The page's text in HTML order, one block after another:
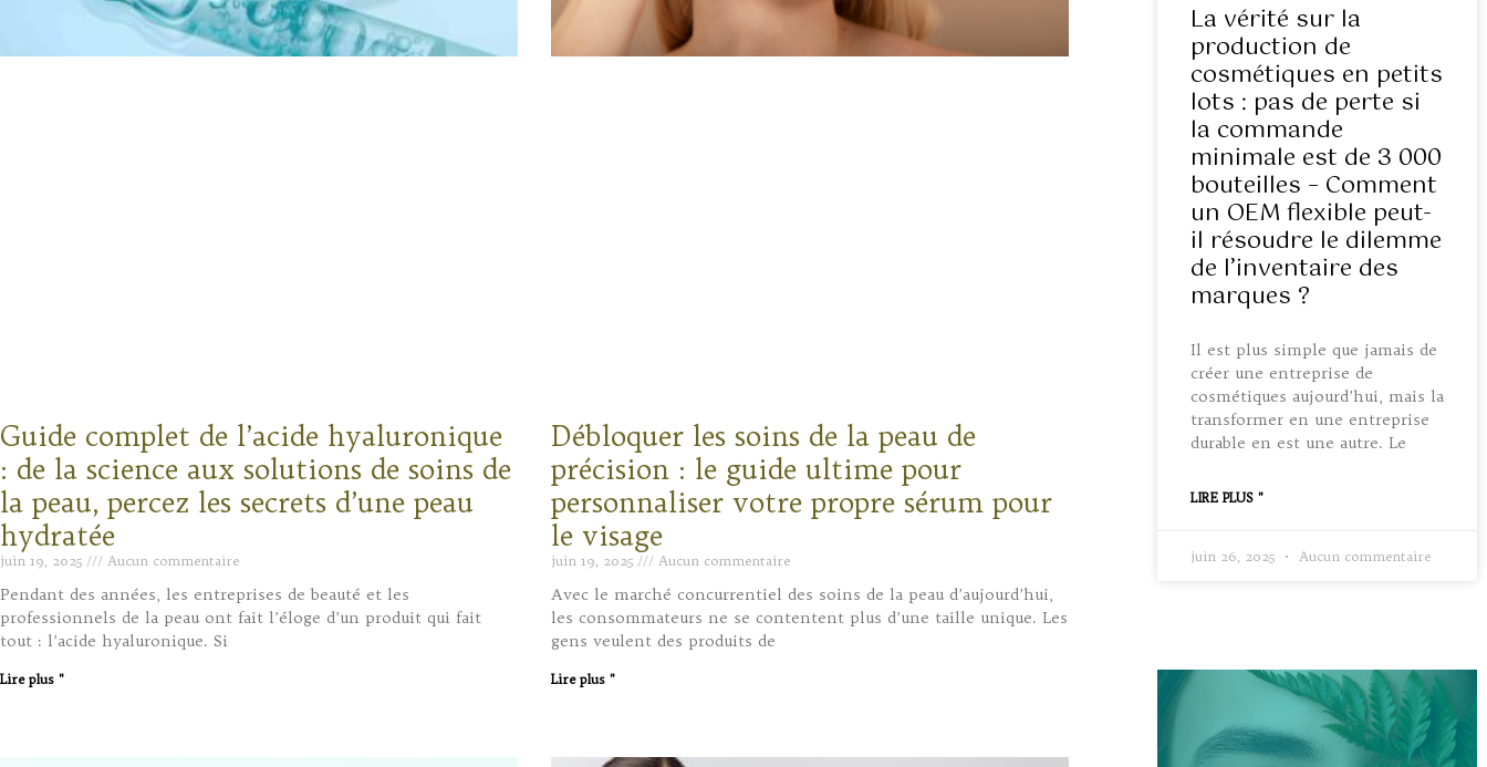
Guide complet de l’acide hyaluronique
: de la science aux solutions de soins de
la peau, percez les secrets d’une peau
hydratée
juin 19, 2025 Aucun commentaire
Pendant des années, les entreprises de beauté et les
professionnels de la peau ont fait l’éloge d’un produit qui fait
tout : l’acide hyaluronique. Si
Lire plus "
Débloquer les soins de la peau de
précision : le guide ultime pour
personnaliser votre propre sérum pour
le visage
juin 19, 2025 Aucun commentaire
Avec le marché concurrentiel des soins de la peau d’aujourd’hui,
les consommateurs ne se contentent plus d’une taille unique. Les
gens veulent des produits de
Lire plus "
La vérité sur la
production de
cosmétiques en petits
lots : pas de perte si
la commande
minimale est de 3 000
bouteilles – Comment
un OEM flexible peut-
il résoudre le dilemme
de l’inventaire des
marques ?
Il est plus simple que jamais de
créer une entreprise de
cosmétiques aujourd’hui, mais la
transformer en une entreprise
durable en est une autre. Le
LIRE PLUS "
juin 26, 2025 Aucun commentaire